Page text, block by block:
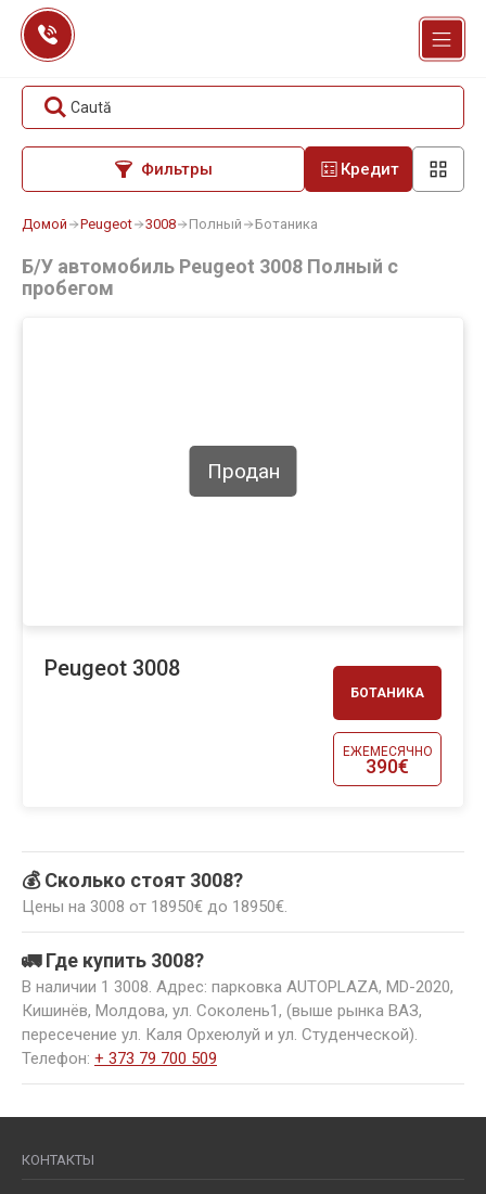
Перейти
содержанию
Caută
Фильтры Кредит
Домой Peugeot 3008 Полный Ботаника
Б/У автомобиль Peugeot 3008 Полный с
пробегом
БОТАНИКА
ЕЖЕМЕСЯЧНО
390€
Продан
Peugeot 3008
💰 Сколько стоят 3008?
Цены на 3008 от 18950€ до 18950€.
🚛 Где купить 3008?
В наличии 1 3008. Адрес: парковка AUTOPLAZA, MD-2020,
Кишинёв, Молдова, ул. Соколень1, (выше рынка ВАЗ,
пересечение ул. Каля Орхеюлуй и ул. Студенческой).
Телефон: + 373 79 700 509
КОНТАКТЫ